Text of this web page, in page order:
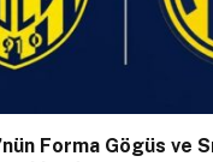
Forma Gögüs ve